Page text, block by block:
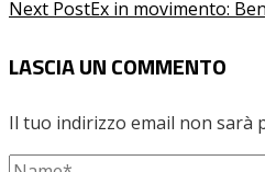
Next PostEx in movimento:
LASCIA UN COMMENTO
Il tuo indirizzo email non sarà